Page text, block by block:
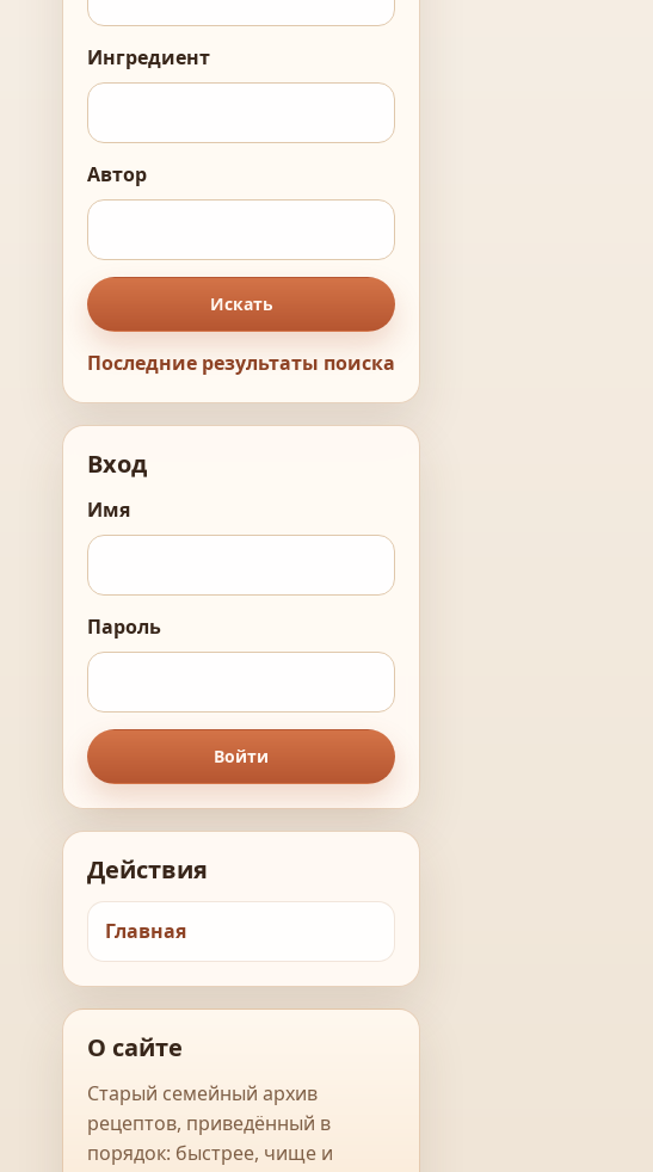
Ингредиент
Автор
Искать
Последние результаты поиска
Вход
Имя
Пароль
Войти
Действия
Главная
О сайте
Старый семейный архив
рецептов, приведённый в
порядок: быстрее, чище и